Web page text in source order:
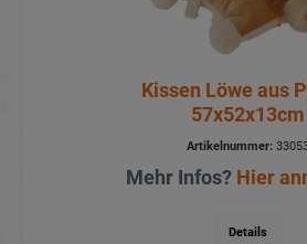
Kissen Löwe aus
57x52x13cm
Artikelnummer:
Mehr Infos? Hier
Details